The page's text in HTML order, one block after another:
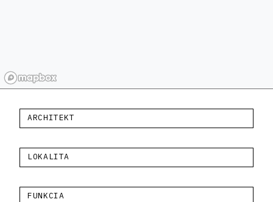
ARCHITEKT
LOKALITA
FUNKCIA